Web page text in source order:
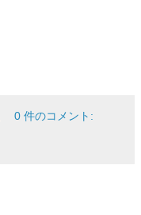
0 件のコメント: